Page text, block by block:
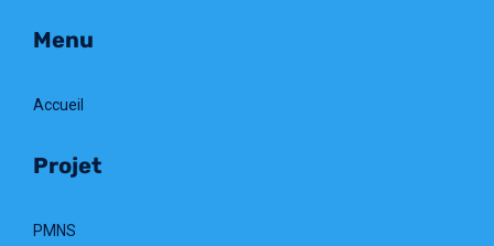
Menu
Accueil
Projet
PMNS